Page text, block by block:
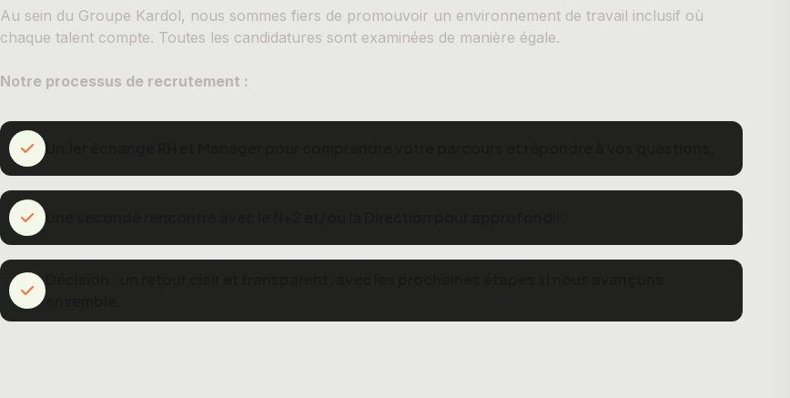
Au sein du Groupe Kardol, nous sommes fiers de promouvoir un environnement de travail inclusif où
chaque talent compte. Toutes les candidatures sont examinées de manière égale.
Notre processus de recrutement :